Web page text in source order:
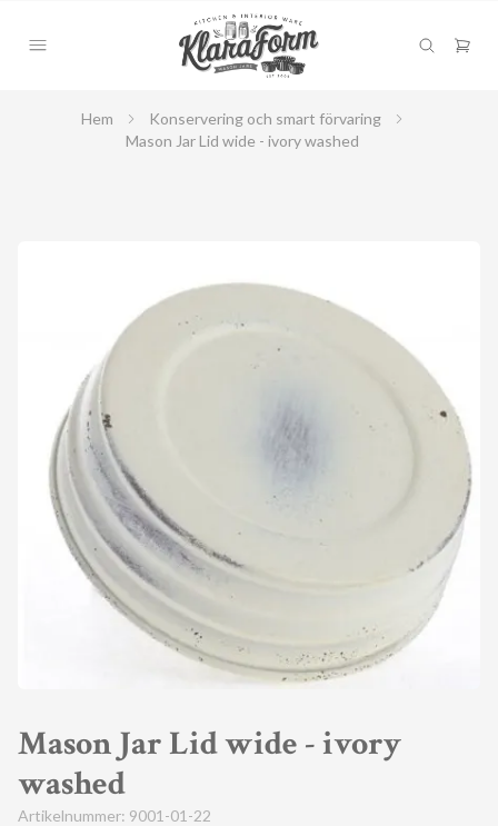
Hem
Konservering och smart förvaring
Mason Jar Lid wide - ivory washed
Mason Jar Lid wide - ivory
washed
Artikelnummer: 9001-01-22